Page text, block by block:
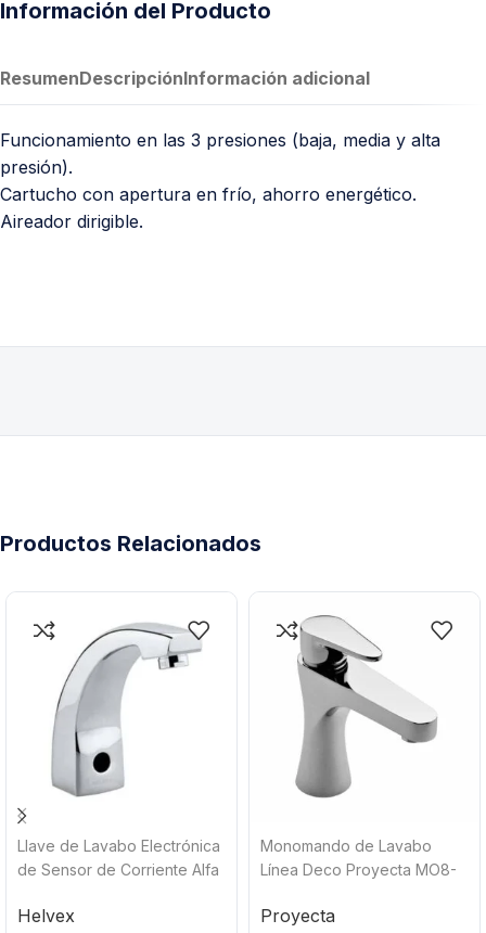
Información del Producto
ResumenDescripciónInformación adicional
Funcionamiento en las 3 presiones (baja, media y alta
presión).
Cartucho con apertura en frío, ahorro energético.
Aireador dirigible.
Productos Relacionados
Llave de Lavabo Electrónica
de Sensor de Corriente Alfa
Helvex
Monomando de Lavabo
Línea Deco Proyecta MO8-
Proyecta